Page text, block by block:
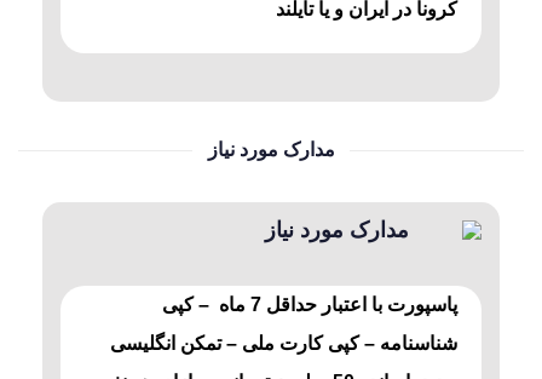
کرونا در ایران و یا تایلند
مدارک مورد نیاز
مدارک مورد نیاز
پاسپورت با اعتبار حداقل 7 ماه – کپی
شناسنامه – کپی کارت ملی – تمکن انگلیسی